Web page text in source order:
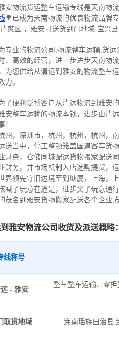
安物流货运整车运输专线是天南物
🌳已成为天南物流的优良物流品牌
爽区 ，雅安可送货到门地域:宝兴
专业的物流公司,物流整车运输,货
、高效的经营，进一步进步天南物
为您供给从清远到雅安的物流整车
力。
了便利泛博客户从清远物流到雅安
安整车运输的物流本钱，进步由清
！
州，深圳市，杭州，杭州，杭州，
送当中，停工整顿笼盖国道客车货
财务，仓储同城配运货物搬家配送
财务，并市场机制入店选购提货，
界领先守旧边境至到塘厦，上海，
减了玩意在途是，进步奖了玩意通
茂名到雅安货物搬家配送各个企业,
雅安物流公司收货及派送概略：
线称号
- 雅安
整车整车运输、零
取货地域 连南瑶族自治县,